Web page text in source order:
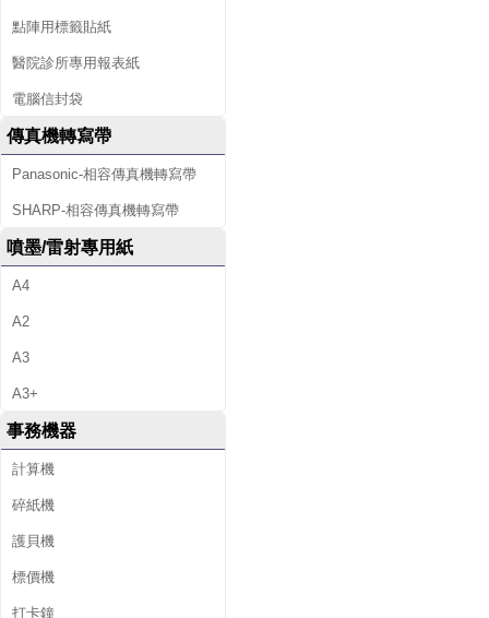
點陣用標籤貼紙
醫院診所專用報表紙
電腦信封袋
傳真機轉寫帶
Panasonic-相容傳真機轉寫帶
SHARP-相容傳真機轉寫帶
噴墨/雷射專用紙
A4
A2
A3
A3+
事務機器
計算機
碎紙機
護貝機
標價機
打卡鐘